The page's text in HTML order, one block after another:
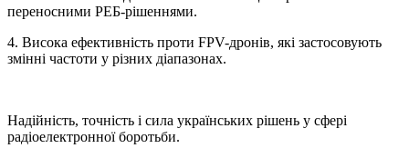
переносними РЕБ-рішеннями.
4. Висока ефективність проти FPV-дронів, які застосовують
змінні частоти у різних діапазонах.
Надійність, точність і сила українських рішень у сфері
радіоелектронної боротьби.